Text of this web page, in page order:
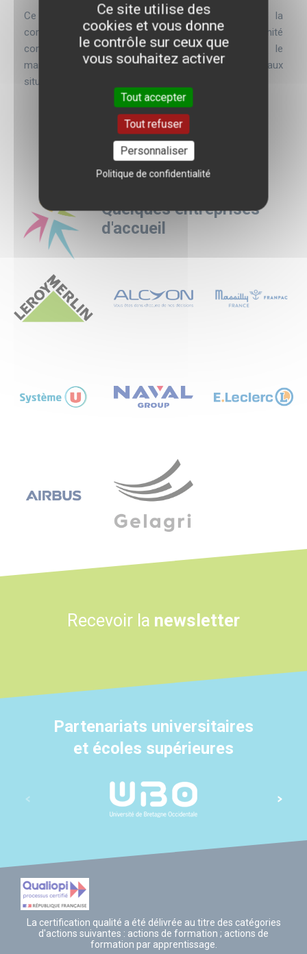
Ce que j'ai étudié en BTS m'aide au quotidien : la
compréhension des décisions stratégiques d'une unité
commerciale, les calculs de gestion mais aussi le
management que l'on peut concrètement adapter aux
situations que nous rencontrons.
Quelques entreprises
d'accueil
Recevoir la newsletter
Partenariats universitaires
et écoles supérieures
La certification qualité a été délivrée au titre des catégories
d'actions suivantes : actions de formation ; actions de
formation par apprentissage.
Ce site utilise des
cookies et vous donne
le contrôle sur ceux que
vous souhaitez activer
Tout accepter
Tout refuser
Personnaliser
Politique de confidentialité